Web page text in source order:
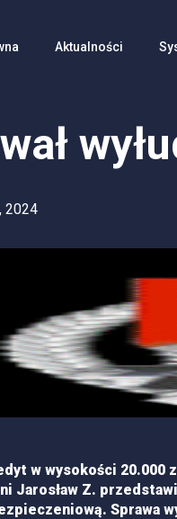
Aktualności
2024
w wysokości 20.000
Jarosław Z.
Sprawa